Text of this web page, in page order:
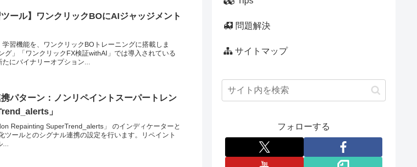
ール】ワンクリックBOにAIジャッジメント
習機能を、ワンクリックBOトレーニングに搭載しま
グ」「ワンクリックFX検証withAI」では導入されている
にバイナリーオプション...
パターン：ノンリペイントスーパートレン
」
Repainting SuperTrend_alerts」 のインディケーターと
ツールとのシグナル連携の設定を行います。リペイント
...
問題解決
サイトマップ
フォローする